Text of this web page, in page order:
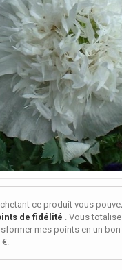
ce produit vous
de fidélité . Vous
mes points en un
€